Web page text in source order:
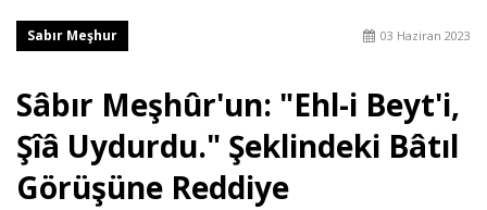
Sabır Meşhur 03 Haziran 2023
Sâbır Meşhûr'un: "Ehl-i Beyt'i,
Şîâ Uydurdu." Şeklindeki Bâtıl
Görüşüne Reddiye